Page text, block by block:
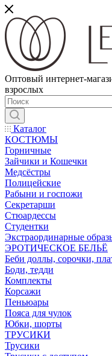
Оптовый интернет-
взрослых
Каталог
КОСТЮМЫ
Горничные
Зайчики и Кошечки
Медсёстры
Полицейские
Рабыни и госпожи
Секретарши
Стюардессы
Студентки
Экстраординарные
ЭРОТИЧЕСКОЕ БЕЛЬЁ
Беби доллы, сорочки,
Боди, тедди
Комплекты
Корсажи
Пеньюары
Пояса для чулок
Юбки, шорты
ТРУСИКИ
Трусики